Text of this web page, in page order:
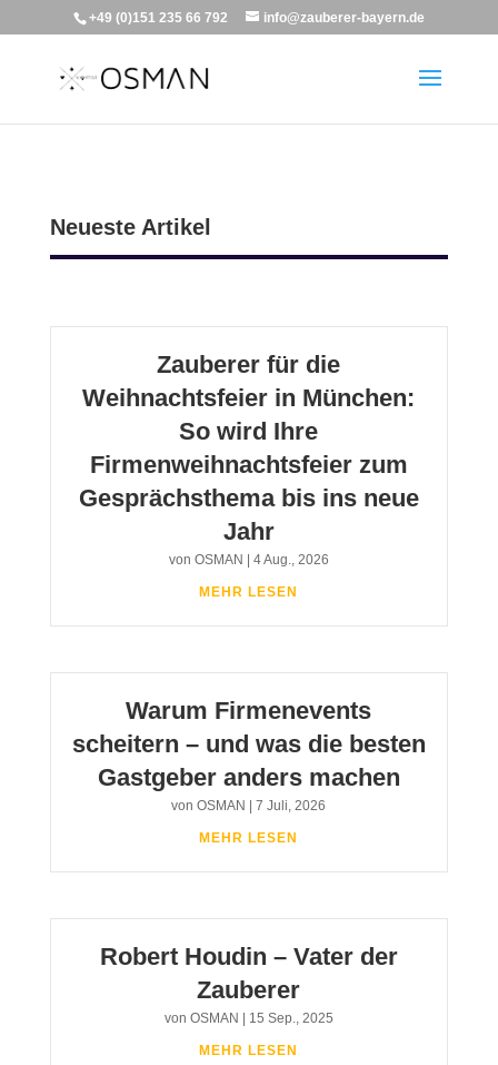
+49 (0)151 235 66 792 info@zauberer-bayern.de
Neueste Artikel
Zauberer für die
Weihnachtsfeier in München:
So wird Ihre
Firmenweihnachtsfeier zum
Gesprächsthema bis ins neue
Jahr
von OSMAN 4 Aug., 2026
MEHR LESEN
Warum Firmenevents
scheitern – und was die besten
Gastgeber anders machen
vonOSMAN |7 Juli, 2026
MEHR LESEN
Robert Houdin – Vater der
Zauberer
von OSMAN 15 Sep., 2025
MEHR LESEN